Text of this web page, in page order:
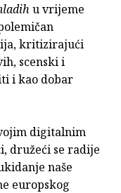
u vrijeme
kritizirajući
scenski i
i kao dobar
digitalnim
družeći se radije
naše
europskog